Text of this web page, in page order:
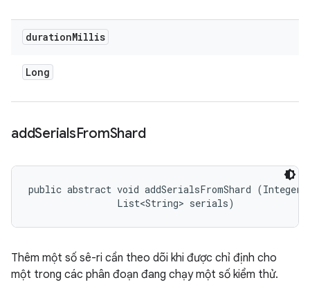
durationMillis
Long
addSerialsFromShard
public abstract void addSerialsFromShard
                List<String> serials)
Thêm một số sê-ri cần theo dõi khi được chỉ định cho
một trong các phân đoạn đang chạy một số kiểm thử.